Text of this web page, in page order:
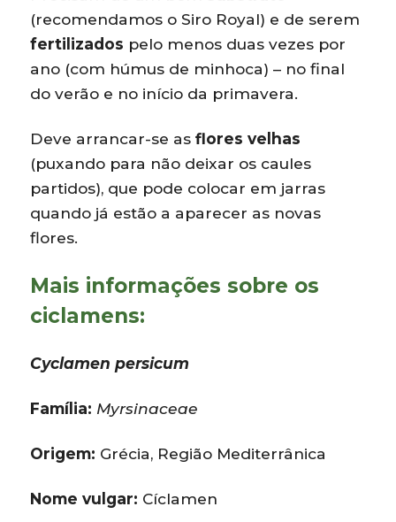
(recomendamos o Siro Royal) e de serem
fertilizados pelo menos duas vezes por
ano (com húmus de minhoca) – no final
do verão e no início da primavera.
Deve arrancar-se asflores velhas
(puxando para não deixar os caules
partidos), que pode colocar em jarras
quando já estão a aparecer as novas
flores.
Mais informações sobre os
ciclamens:
Cyclamen persicum
Família: Myrsinaceae
Origem: Grécia, Região Mediterrânica
Nome vulgar: Cíclamen